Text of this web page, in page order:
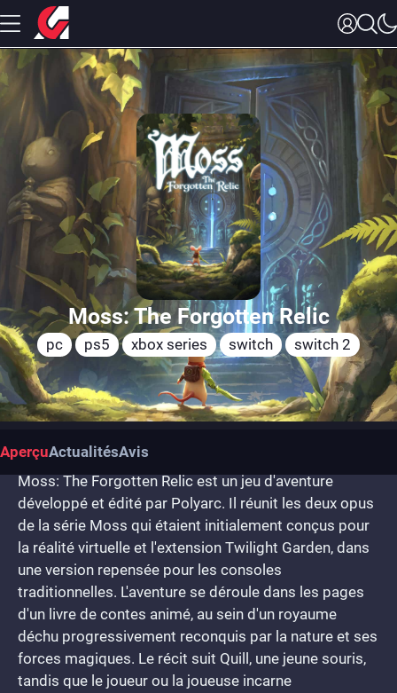
Moss: The Forgotten Relic
pc ps5 xbox series switch switch 2
AperçuActualitésAvis
Moss: The Forgotten Relic est un jeu d'aventure
développé et édité par Polyarc. Il réunit les deux opus
de la série Moss qui étaient initialement conçus pour
la réalité virtuelle et l'extension Twilight Garden, dans
une version repensée pour les consoles
traditionnelles. L'aventure se déroule dans les pages
d'un livre de contes animé, au sein d'un royaume
déchu progressivement reconquis par la nature et ses
forces magiques. Le récit suit Quill, une jeune souris,
tandis que le joueur ou la joueuse incarne